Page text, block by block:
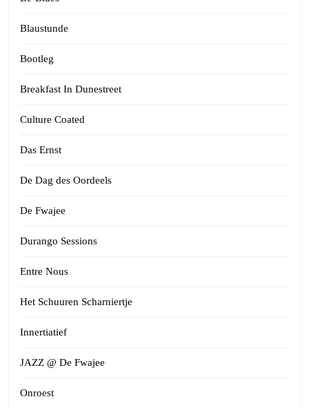
Blaustunde
Bootleg
Breakfast In Dunestreet
Culture Coated
Das Ernst
De Dag des Oordeels
De Fwajee
Durango Sessions
Entre Nous
Het Schuuren Scharniertje
Innertiatief
JAZZ @ De Fwajee
Onroest